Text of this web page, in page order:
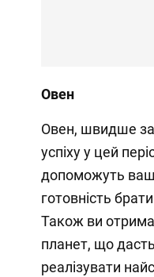
Овен
Овен, швидше за
успіху у цей
допоможуть
готовність
Також ви
планет, що
реалізувати